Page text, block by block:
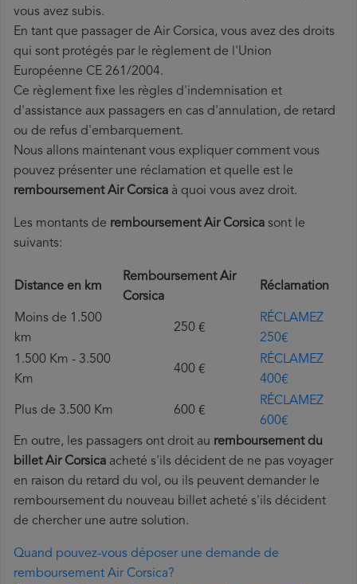
vous avez subis.
En tant que passager de Air Corsica, vous avez des droits
qui sont protégés par le règlement de l'Union
Européenne CE 261/2004.
Ce règlement fixe les règles d'indemnisation et
d'assistance aux passagers en cas d'annulation, de retard
ou de refus d'embarquement.
Nous allons maintenant vous expliquer comment vous
pouvez présenter une réclamation et quelle est le
remboursement Air Corsica à quoi vous avez droit.
Les montants de remboursement Air Corsica sont le
suivants:
Distance en km
Remboursement Air
Corsica
Réclamation
Moins de 1.500
km
250 €
RÉCLAMEZ
250€
1.500 Km - 3.500
Km
400 €
RÉCLAMEZ
400€
Plus de 3.500 Km 600 €
RÉCLAMEZ
600€
En outre, les passagers ont droit au remboursement du
billet Air Corsica acheté s'ils décident de ne pas voyager
en raison du retard du vol, ou ils peuvent demander le
remboursement du nouveau billet acheté s'ils décident
de chercher une autre solution.
Quand pouvez-vous déposer une demande de
remboursement Air Corsica?